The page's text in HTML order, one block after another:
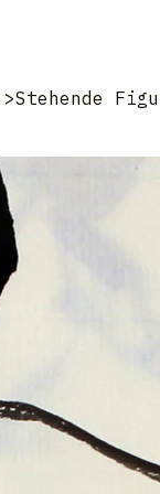
>Stehende